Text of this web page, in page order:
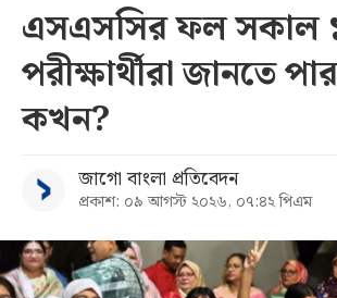
এসএসসির ফল সকাল
পরীক্ষার্থীরা জানতে
কখন?
জাগো বাংলা প্রতিবেদন
প্রকাশ: ০৯ আগস্ট ২০২৬, ০৭:৪২ পিএম